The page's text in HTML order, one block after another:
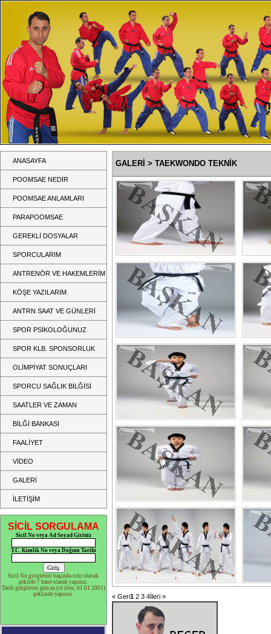
ANASAYFA
POOMSAE NEDİR
POOMSAE ANLAMLARI
PARAPOOMSAE
GEREKLİ DOSYALAR
SPORCULARIM
ANTRENÖR VE HAKEMLERİM
KÖŞE YAZILARIM
ANTRN SAAT VE GÜNLERİ
SPOR PSİKOLOĞUNUZ
SPOR KLB. SPONSORLUK
OLİMPİYAT SONUÇLARI
SPORCU SAĞLIK BİLĞİSİ
SAATLER VE ZAMAN
BİLĞİ BANKASI
FAALİYET
VİDEO
GALERİ
İLETİŞİM
SİCİL SORGULAMA
Sicil No veya Ad Soyad Giriniz
T.C. Kimlik No veya Doğum Tarihi
Sicil No girişlerini başında sıfır olacak
şekilde 7 hane olarak yapınız.
Tarih girişlerini gün.ay.yıl (örn; 01.01.2001)
şeklinde yapınız.
GALERİ > TAEKWONDO TEKNİK
« Geri1 2 3 4İleri »